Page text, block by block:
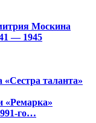
Москина
— 1945
«Сестра таланта»
«Ремарка»
го…